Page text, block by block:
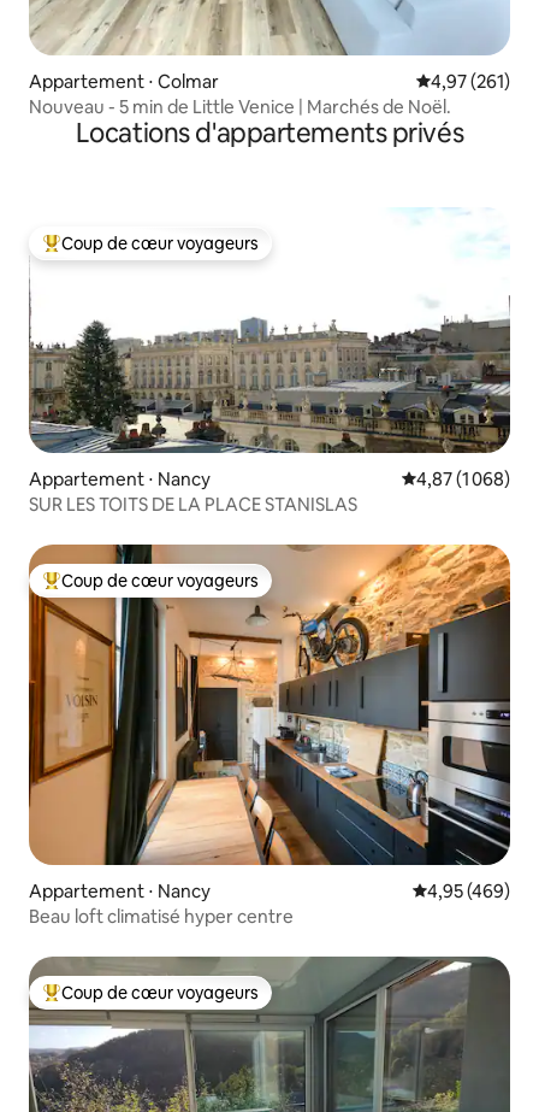
Appartement ⋅ Colmar Évaluation
4,97 (261)
Nouveau - 5 min de Little Venice | Marchés de Noël.
Locations d'appartements privés
Coups de cœur voyageurs les plus appréciés
Coup de cœur voyageurs
Appartement ⋅ Nancy Évaluation
4,87 (1 068)
SUR LES TOITS DE LA PLACE STANISLAS
Coups de cœur voyageurs les plus appréciés
Coup de cœur voyageurs
Appartement ⋅ Nancy Évaluation
4,95 (469)
Beau loft climatisé hyper centre
Coups de cœur voyageurs les plus appréciés
Coup de cœur voyageurs